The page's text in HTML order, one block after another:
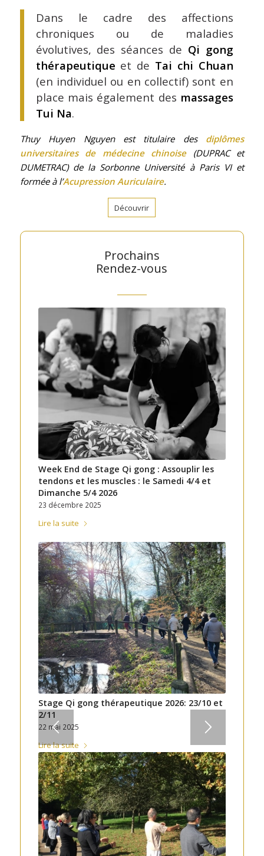
Dans le cadre des affections
chroniques ou de maladies
évolutives, des séances de Qi gong
thérapeutique et de Tai chi Chuan
(en individuel ou en collectif) sont en
place mais également des massages
Tui Na.
Thuy Huyen Nguyen est titulaire des diplômes
universitaires de médecine chinoise(DUPRAC et
DUMETRAC) de la Sorbonne Université à Paris VI et
formée à l’Acupression Auriculaire.
Découvrir
Prochains
Rendez-vous
Week End de Stage Qi gong : Assouplir les
tendons et les muscles : le Samedi 4/4 et
Dimanche 5/4 2026
23 décembre 2025
Lire la suite
Stage Qi gong thérapeutique 2026: 23/10 et
2/11
22 mai 2025
Lire la suite